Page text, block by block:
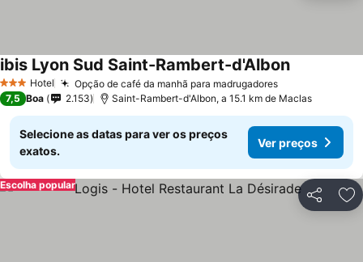
3 EstrelasHotel Opção de café da manhã para madrugadores
ibis Lyon Sud Saint-Rambert-d'Albon
7,5 Boa 2.153 Saint-Rambert-d'Albon, a 15.1 km de Maclas
Selecione as datas para ver os preços
exatos.
Ver preços
Partilhar
Escolha popular